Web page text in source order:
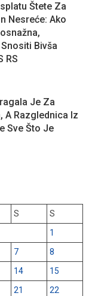
Štete Za
Nesreće: Ako
Bivša
RS
Je Za
A Razglednica Iz
Sve Što Je
S
S
1
7
8
14
15
21
22